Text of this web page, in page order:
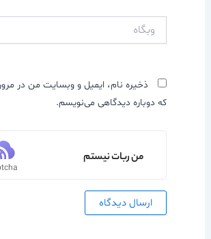
ذخیره نام، ایمیل و وبسایت من در
که دوباره دیدگاهی می‌نویسم.
من ربات نیستم